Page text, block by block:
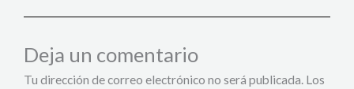
Deja un comentario
Tu dirección de correo electrónico no será publicada. Los